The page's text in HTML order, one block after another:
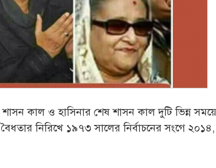
কাল ও হাসিনার শেষ শাসন কাল দুটি ভিন্ন
নিরিখে ১৯৭৩ সালের নির্বাচনের সংগে